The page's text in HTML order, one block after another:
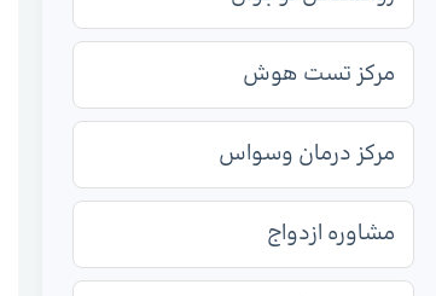
مرکز تست هوش
مرکز درمان وسواس
مشاوره ازدواج